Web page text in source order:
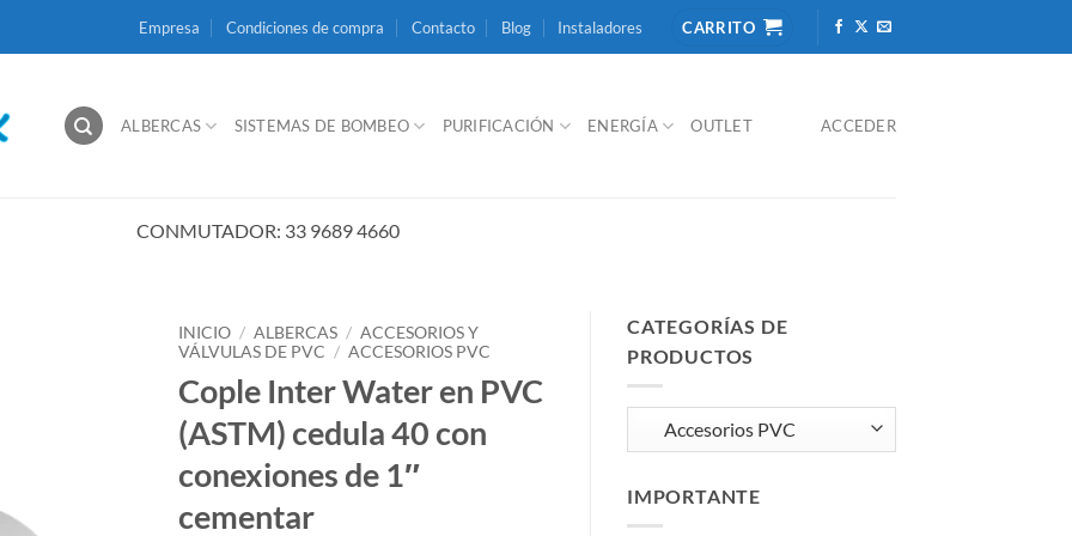
Empresa Condiciones de compra Contacto Blog Instaladores CARRITO
ALBERCAS SISTEMAS DE BOMBEO PURIFICACIÓN ENERGÍA OUTLET ACCEDER
CONMUTADOR: 33 9689 4660
INICIO / ALBERCAS / ACCESORIOS Y
VÁLVULAS DE PVC / ACCESORIOS PVC
Cople Inter Water en PVC
(ASTM) cedula 40 con
conexiones de 1″
cementar
CATEGORÍAS DE
PRODUCTOS
IMPORTANTE